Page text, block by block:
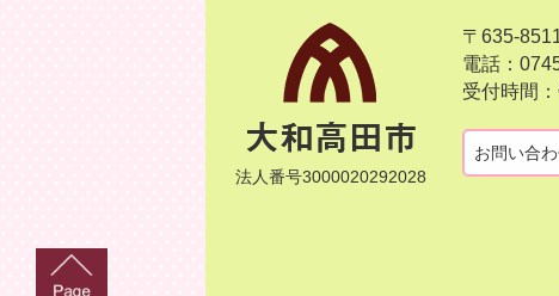
法人番号3000020292028
〒635-
電話：
受付時間
お問い合